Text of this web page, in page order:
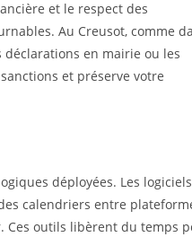
et le respect des
Au Creusot, comme
déclarations en mairie ou les
et préserve votre
déployées. Les
calendriers entre
Ces outils libèrent du temps